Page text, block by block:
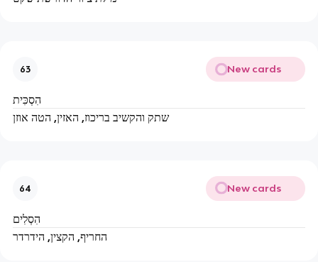
63 New cards
הִסְכִּית
שתק והקשיב בריכוז, האזין, הטה אוזן
64 New cards
הִסְלִים
החריף, הקצין, הידרדר